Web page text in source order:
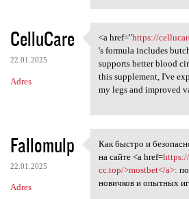
CelluCare
22.01.2025
Adres
<a href="https://
<a href="https://
's formula includes
supports better blood
this supplement, I've
my legs and improved
Fallomulp
22.01.2025
Adres
Как быстро и
Как быстро и
на сайте <a href=
cc.top/>mostbet</a>:
новичков и опытных